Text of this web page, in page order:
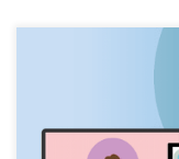
Telelavoro e lavoro